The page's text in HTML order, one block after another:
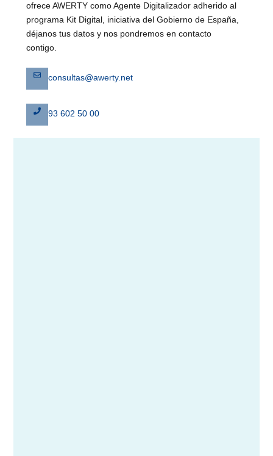
ofrece AWERTY como Agente Digitalizador adherido al
programa Kit Digital, iniciativa del Gobierno de España,
déjanos tus datos y nos pondremos en contacto
contigo.
consultas@awerty.net
93 602 50 00